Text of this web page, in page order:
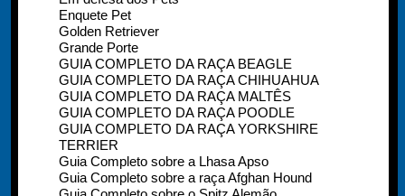
Enquete Pet
Golden Retriever
Grande Porte
GUIA COMPLETO DA RAÇA BEAGLE
GUIA COMPLETO DA RAÇA CHIHUAHUA
GUIA COMPLETO DA RAÇA MALTÊS
GUIA COMPLETO DA RAÇA POODLE
GUIA COMPLETO DA RAÇA YORKSHIRE
TERRIER
Guia Completo sobre a Lhasa Apso
Guia Completo sobre a raça Afghan Hound